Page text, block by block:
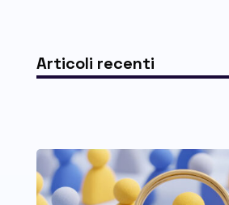
Articoli recenti